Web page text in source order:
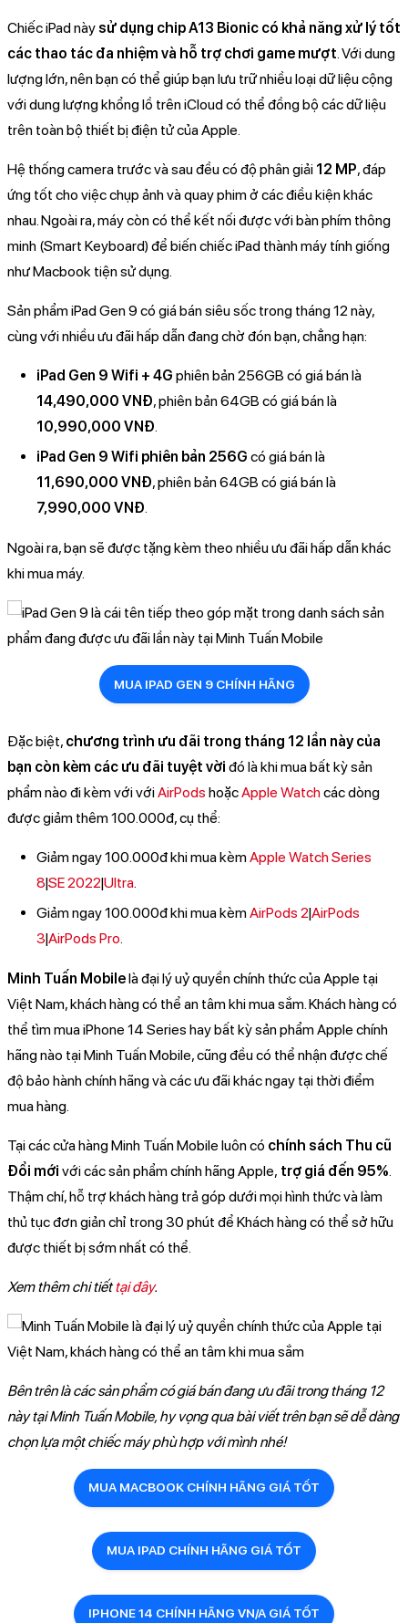
Chiếc iPad này sử dụng chip A13 Bionic có khả năng xử lý tốt
các thao tác đa nhiệm và hỗ trợ chơi game mượt. Với dung
lượng lớn, nên bạn có thể giúp bạn lưu trữ nhiều loại dữ liệu cộng
với dung lượng khổng lồ trên iCloud có thể đồng bộ các dữ liệu
trên toàn bộ thiết bị điện tử của Apple.
Hệ thống camera trước và sau đều có độ phân giải 12 MP, đáp
ứng tốt cho việc chụp ảnh và quay phim ở các điều kiện khác
nhau. Ngoài ra, máy còn có thể kết nối được với bàn phím thông
minh (Smart Keyboard) để biến chiếc iPad thành máy tính giống
như Macbook tiện sử dụng.
Sản phẩm iPad Gen 9 có giá bán siêu sốc trong tháng 12 này,
cùng với nhiều ưu đãi hấp dẫn đang chờ đón bạn, chẳng hạn:
iPad Gen 9 Wifi + 4G phiên bản 256GB có giá bán là
14,490,000 VNĐ, phiên bản 64GB có giá bán là
10,990,000 VNĐ.
iPad Gen 9 Wifi phiên bản 256G có giá bán là
11,690,000 VNĐ, phiên bản 64GB có giá bán là
7,990,000 VNĐ.
Ngoài ra, bạn sẽ được tặng kèm theo nhiều ưu đãi hấp dẫn khác
khi mua máy.
MUA IPAD GEN 9 CHÍNH HÃNG
Đặc biệt, chương trình ưu đãi trong tháng 12 lần này của
bạn còn kèm các ưu đãi tuyệt vời đó là khi mua bất kỳ sản
phẩm nào đi kèm với vớiAirPods hoặcApple Watchcác dòng
được giảm thêm 100.000đ, cụ thể:
Giảm ngay 100.000đ khi mua kèmApple Watch Series
8|SE 2022|Ultra
Giảm ngay 100.000đ khi mua kèmAirPods 2|AirPods
3|AirPods Pro
Minh Tuấn Mobilelà đại lý uỷ quyền chính thức của Apple tại
Việt Nam, khách hàng có thể an tâm khi mua sắm. Khách hàng có
thể tìm mua iPhone 14 Series hay bất kỳ sản phẩm Apple chính
hãng nào tại Minh Tuấn Mobile, cũng đều có thể nhận được chế
độ bảo hành chính hãng và các ưu đãi khác ngay tại thời điểm
mua hàng.
Tại các cửa hàng Minh Tuấn Mobile luôn có chính sách Thu cũ
Đổi mới với các sản phẩm chính hãng Apple, trợ giá đến 95%
Thậm chí, hỗ trợ khách hàng trả góp dưới mọi hình thức và làm
thủ tục đơn giản chỉ trong 30 phút để Khách hàng có thể sở hữu
được thiết bị sớm nhất có thể.
Xem thêm chi tiếttại đây.
Bên trên là các sản phẩm có giá bán đang ưu đãi trong tháng 12
này tại Minh Tuấn Mobile, hy vọng qua bài viết trên bạn sẽ dễ dàng
chọn lựa một chiếc máy phù hợp với mình nhé!
MUA MACBOOK CHÍNH HÃNG GIÁ TỐT
MUA IPAD CHÍNH HÃNG GIÁ TỐT
IPHONE 14 CHÍNH HÃNG VN/A GIÁ TỐT